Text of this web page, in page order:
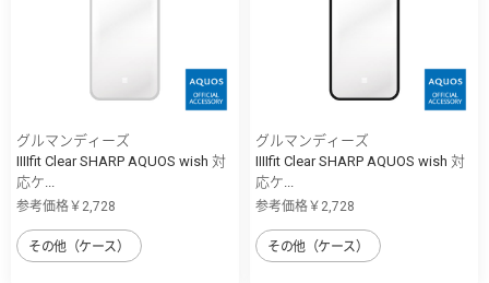
グルマンディーズ
IIIIfit Clear SHARP AQUOS wish 対
応ケ...
参考価格￥2,728
その他（ケース）
グルマンディーズ
IIIIfit Clear SHARP AQUOS wish 対
応ケ...
参考価格￥2,728
その他（ケース）